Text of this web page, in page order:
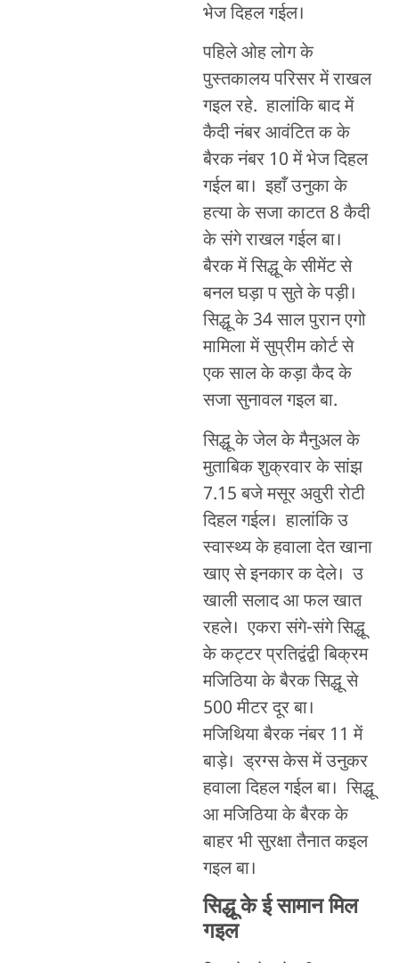
भेज दिहल गईल।
पहिले ओह लोग के
पुस्तकालय परिसर में राखल
गइल रहे. हालांकि बाद में
कैदी नंबर आवंटित क के
बैरक नंबर 10 में भेज दिहल
गईल बा। इहाँ उनुका के
हत्या के सजा काटत 8 कैदी
के संगे राखल गईल बा।
बैरक में सिद्धू के सीमेंट से
बनल घड़ा प सुते के पड़ी।
सिद्धू के 34 साल पुरान एगो
मामिला में सुप्रीम कोर्ट से
एक साल के कड़ा कैद के
सजा सुनावल गइल बा.
सिद्धू के जेल के मैनुअल के
मुताबिक शुक्रवार के सांझ
7.15 बजे मसूर अवुरी रोटी
दिहल गईल। हालांकि उ
स्वास्थ्य के हवाला देत खाना
खाए से इनकार क देले। उ
खाली सलाद आ फल खात
रहले। एकरा संगे-संगे सिद्धू
के कट्टर प्रतिद्वंद्वी बिक्रम
मजिठिया के बैरक सिद्धू से
500 मीटर दूर बा।
मजिथिया बैरक नंबर 11 में
बाड़े। ड्रग्स केस में उनुकर
हवाला दिहल गईल बा। सिद्धू
आ मजिठिया के बैरक के
बाहर भी सुरक्षा तैनात कइल
गइल बा।
सिद्धू के ई सामान मिल
गइल